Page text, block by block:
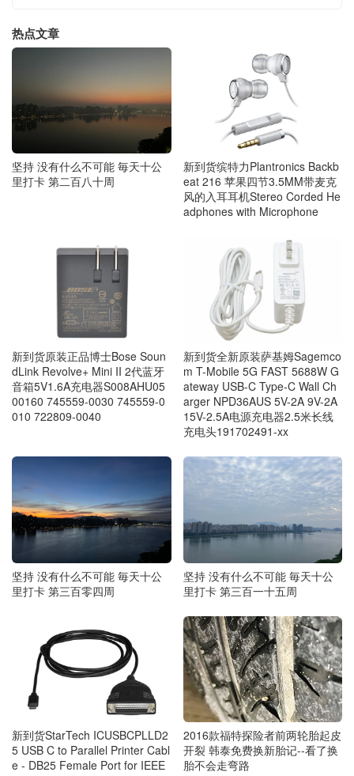
热点文章
坚持 没有什么不可能 毎天十公
里打卡 第二百八十周
新到货缤特力Plantronics Backb
eat 216 苹果四节3.5MM带麦克
风的入耳耳机Stereo Corded He
adphones with Microphone
新到货原装正品博士Bose Soun
dLink Revolve+ Mini II 2代蓝牙
音箱5V1.6A充电器S008AHU05
00160 745559-0030 745559-0
010 722809-0040
新到货全新原装萨基姆Sagemco
m T-Mobile 5G FAST 5688W G
ateway USB-C Type-C Wall Ch
arger NPD36AUS 5V-2A 9V-2A
15V-2.5A电源充电器2.5米长线
充电头191702491-xx
坚持 没有什么不可能 毎天十公
里打卡 第三百零四周
坚持 没有什么不可能 毎天十公
里打卡 第三百一十五周
新到货StarTech ICUSBCPLLD2
5 USB C to Parallel Printer Cabl
e - DB25 Female Port for IEEE
2016款福特探险者前两轮胎起皮
开裂 韩泰免费换新胎记--看了换
胎不会走弯路